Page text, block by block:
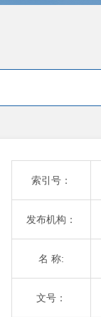
索引号：
发布机构：
名 称:
文号：